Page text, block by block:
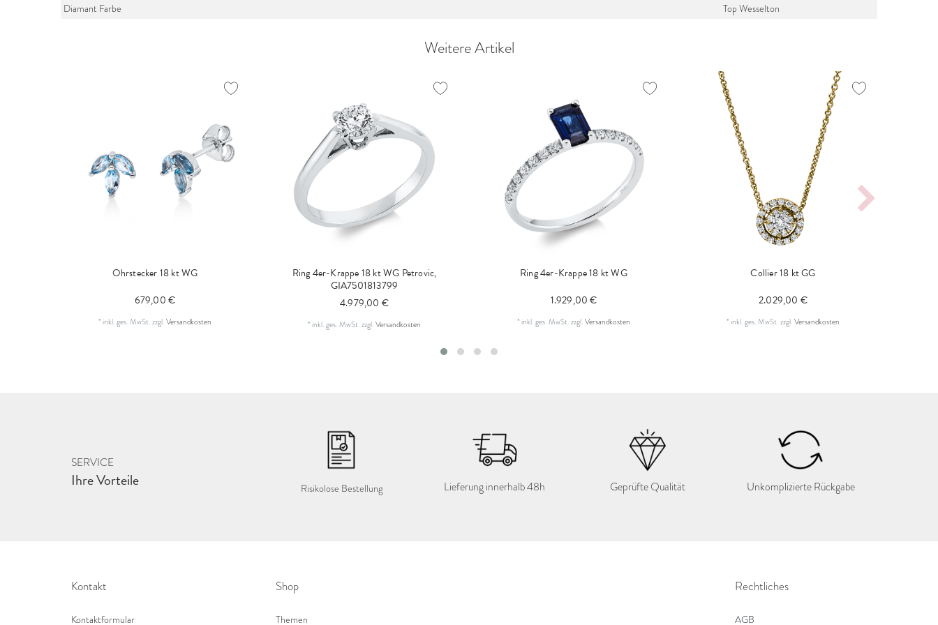
Diamant Farbe Top Wesselton
Weitere Artikel
Ohrstecker 18 kt WG
679,00 €
* inkl. ges. MwSt.zzgl.Versandkosten
Ring 4er-Krappe 18 kt WG Petrovic,
GIA7501813799
4.979,00 €
* inkl. ges. MwSt.zzgl.Versandkosten
Ring 4er-Krappe 18 kt WG
1.929,00 €
* inkl. ges. MwSt.zzgl.Versandkosten
Collier 18 kt GG
2.029,00 €
* inkl. ges. MwSt.zzgl.Versandkosten
SERVICE
Ihre Vorteile Risikolose Bestellung Lieferung innerhalb 48h Geprüfte Qualität Unkomplizierte Rückgabe
Kontakt
Kontaktformular
Shop
Themen
Rechtliches
AGB